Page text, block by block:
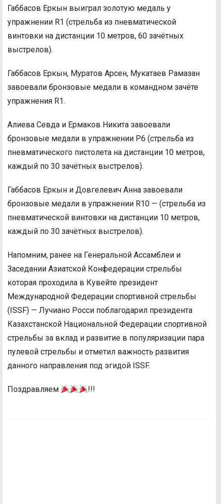
Габбасов Еркын выиграл золотую медаль у
упражнении R1 (стрельба из пневматической
винтовки на дистанции 10 метров, 60 зачётных
выстрелов).
Габбасов Еркын, Муратов Арсен, Мукатаев Рамазан
завоевали бронзовые медали в командном зачёте
упражнения R1.
Алиева Севда и Ермаков Никита завоевали
бронзовые медали в упражнении P6 (стрельба из
пневматического пистолета на дистанции 10 метров,
каждый по 30 зачётных выстрелов).
Габбасов Еркын и Довгелевич Анна завоевали
бронзовые медали в упражнении R10 — (стрельба из
пневматической винтовки на дистанции 10 метров,
каждый по 30 зачётных выстрелов).
Напомним, ранее на Генеральной Ассамблеи и
Заседании Азиатской Конфедерации стрельбы
которая проходила в Кувейте президент
Международной Федерации спортивной стрельбы
(ISSF) — Лучиано Росси поблагодарил президента
Казахстанской Национальной Федерации спортивной
стрельбы за вклад и развитие в популяризации пара
пулевой стрельбы и отметил важность развития
данного направления под эгидой ISSF.
Поздравляем !!!